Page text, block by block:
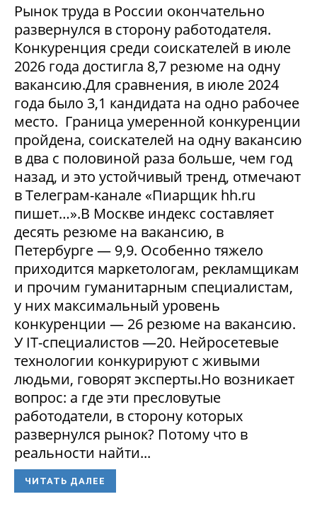
Рынок труда в России окончательно
развернулся в сторону работодателя.
Конкуренция среди соискателей в июле
2026 года достигла 8,7 резюме на одну
вакансию.Для сравнения, в июле 2024
года было 3,1 кандидата на одно рабочее
место. Граница умеренной конкуренции
пройдена, соискателей на одну вакансию
в два с половиной раза больше, чем год
назад, и это устойчивый тренд, отмечают
в Телеграм-канале «Пиарщик hh.ru
пишет…».В Москве индекс составляет
десять резюме на вакансию, в
Петербурге — 9,9. Особенно тяжело
приходится маркетологам, рекламщикам
и прочим гуманитарным специалистам,
у них максимальный уровень
конкуренции — 26 резюме на вакансию.
У IT-специалистов —20. Нейросетевые
технологии конкурируют с живыми
людьми, говорят эксперты.Но возникает
вопрос: а где эти пресловутые
работодатели, в сторону которых
развернулся рынок? Потому что в
реальности найти...
ЧИТАТЬ ДАЛЕЕ